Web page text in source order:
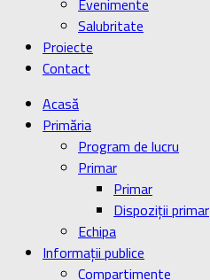
Evenimente
Salubritate
Proiecte
Contact
Acasă
Primăria
Program de lucru
Primar
Primar
Dispoziţii primar
Echipa
Informaţii publice
Compartimente